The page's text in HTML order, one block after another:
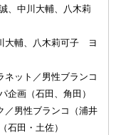
、中川大輔、八木莉
大輔、八木莉可子 ヨ
ット／男性ブランコ
企画（石田、角田）
男性ブランコ（浦井
石田・土佐）